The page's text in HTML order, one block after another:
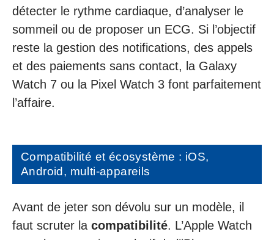
détecter le rythme cardiaque, d’analyser le
sommeil ou de proposer un ECG. Si l’objectif
reste la gestion des notifications, des appels
et des paiements sans contact, la Galaxy
Watch 7 ou la Pixel Watch 3 font parfaitement
l’affaire.
Compatibilité et écosystème : iOS,
Android, multi-appareils
Avant de jeter son dévolu sur un modèle, il
faut scruter la compatibilité. L’Apple Watch